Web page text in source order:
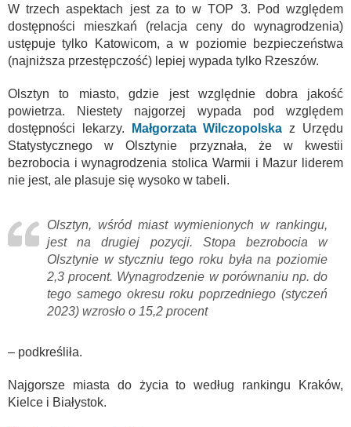
W trzech aspektach jest za to w TOP 3. Pod względem
dostępności mieszkań (relacja ceny do wynagrodzenia)
ustępuje tylko Katowicom, a w poziomie bezpieczeństwa
(najniższa przestępczość) lepiej wypada tylko Rzeszów.
Olsztyn to miasto, gdzie jest względnie dobra jakość
powietrza. Niestety najgorzej wypada pod względem
dostępności lekarzy.
Małgorzata Wilczopolska z Urzędu
Statystycznego w Olsztynie przyznała, że w kwestii
bezrobocia i wynagrodzenia stolica Warmii i Mazur liderem
nie jest, ale plasuje się wysoko w tabeli.
Olsztyn, wśród miast wymienionych w rankingu,
jest na drugiej pozycji. Stopa bezrobocia w
Olsztynie w styczniu tego roku była na poziomie
2,3 procent. Wynagrodzenie w porównaniu np. do
tego samego okresu roku poprzedniego (styczeń
2023) wzrosło o 15,2 procent
– podkreśliła.
Najgorsze miasta do życia to według rankingu Kraków,
Kielce i Białystok.